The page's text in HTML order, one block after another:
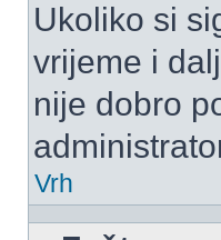
Ukoliko si
vrijeme i
nije dobro
Vrh